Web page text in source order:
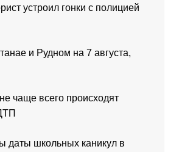
устроил гонки с полицией
и Рудном на 7 августа,
чаще всего происходят
даты школьных каникул в